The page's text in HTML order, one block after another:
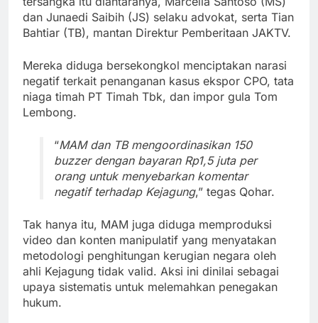
dan Junaedi Saibih (JS) selaku advokat, serta Tian
Bahtiar (TB), mantan Direktur Pemberitaan JAKTV.
Mereka diduga bersekongkol menciptakan narasi
negatif terkait penanganan kasus ekspor CPO, tata
niaga timah PT Timah Tbk, dan impor gula Tom
Lembong.
“MAM dan TB mengoordinasikan 150
buzzer dengan bayaran Rp1,5 juta per
orang untuk menyebarkan komentar
negatif terhadap Kejagung,” tegas Qohar.
Tak hanya itu, MAM juga diduga memproduksi
video dan konten manipulatif yang menyatakan
metodologi penghitungan kerugian negara oleh
ahli Kejagung tidak valid. Aksi ini dinilai sebagai
upaya sistematis untuk melemahkan penegakan
hukum.